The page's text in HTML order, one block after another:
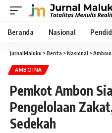
Beranda Nasional
JurnalMaluku >Berita >Nasional >
AMBOINA
Pemkot Ambon
Pengelolaan
Sedekah